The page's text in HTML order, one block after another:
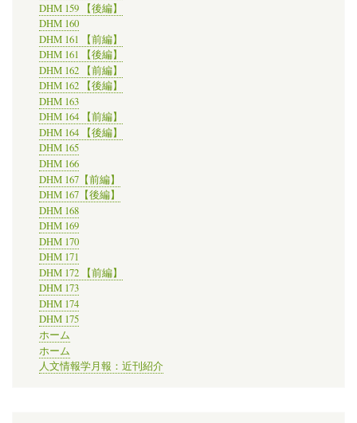
DHM 159 【後編】
DHM 160
DHM 161 【前編】
DHM 161 【後編】
DHM 162 【前編】
DHM 162 【後編】
DHM 163
DHM 164 【前編】
DHM 164 【後編】
DHM 165
DHM 166
DHM 167【前編】
DHM 167【後編】
DHM 168
DHM 169
DHM 170
DHM 171
DHM 172 【前編】
DHM 173
DHM 174
DHM 175
ホーム
ホーム
人文情報学月報：近刊紹介